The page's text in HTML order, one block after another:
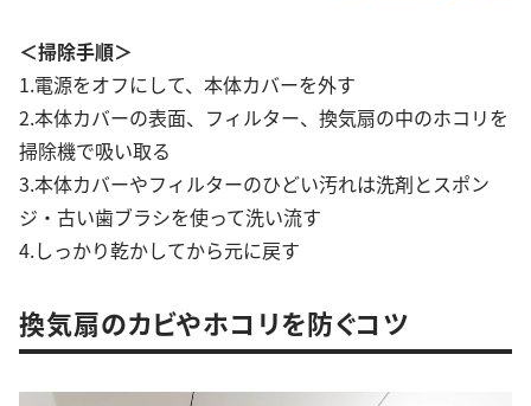
＜掃除手順＞
1.電源をオフにして、本体カバーを外す
2.本体カバーの表面、フィルター、換気扇の中のホコリを
掃除機で吸い取る
3.本体カバーやフィルターのひどい汚れは洗剤とスポン
ジ・古い歯ブラシを使って洗い流す
4.しっかり乾かしてから元に戻す
換気扇のカビやホコリを防ぐコツ